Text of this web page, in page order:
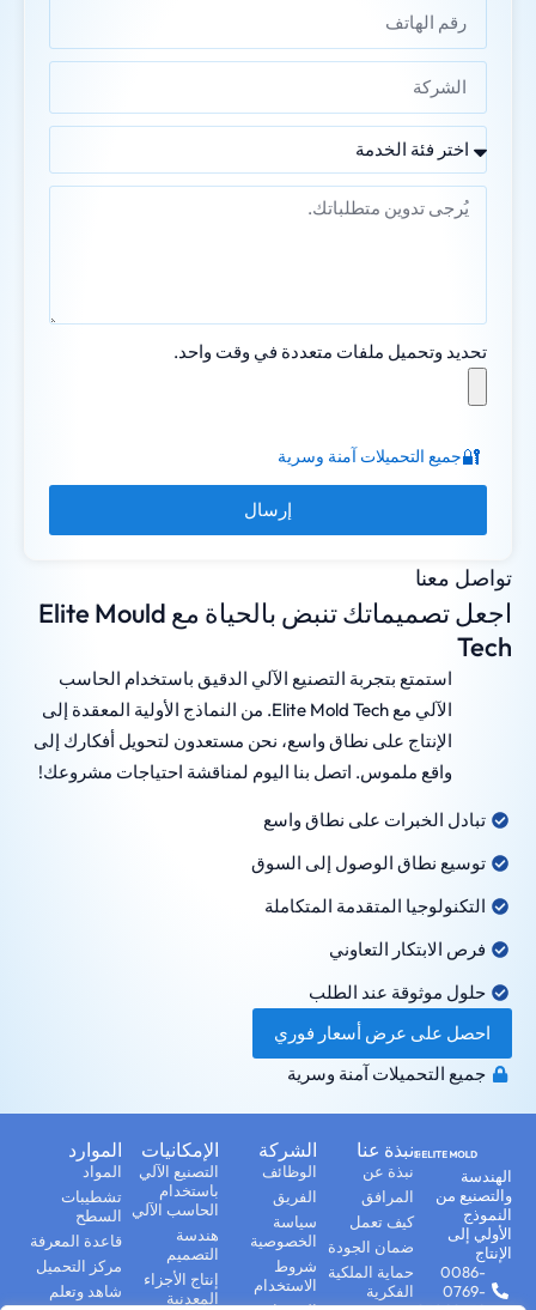
تواصل معنا
اجعل تصميماتك تنبض بالحياة مع Elite Mould
Tech
استمتع بتجربة التصنيع الآلي الدقيق باستخدام الحاسب
الآلي مع Elite Mold Tech. من النماذج الأولية المعقدة إلى
الإنتاج على نطاق واسع، نحن مستعدون لتحويل أفكارك إلى
واقع ملموس. اتصل بنا اليوم لمناقشة احتياجات مشروعك!
تبادل الخبرات على نطاق واسع
توسيع نطاق الوصول إلى السوق
التكنولوجيا المتقدمة المتكاملة
فرص الابتكار التعاوني
حلول موثوقة عند الطلب
احصل على عرض أسعار فوري
جميع التحميلات آمنة وسرية
تحديد وتحميل ملفات متعددة في وقت واحد.
🔐جميع التحميلات آمنة وسرية
إرسال
الهندسة
والتصنيع من
النموذج
الأولي إلى
الإنتاج
0086-
0769-
نبذة عنا
نبذة عن
المرافق
كيف تعمل
ضمان الجودة
حماية الملكية
الفكرية
الشركة
الوظائف
الفريق
سياسة
الخصوصية
شروط
الاستخدام
الإمكانيات
التصنيع الآلي
باستخدام
الحاسب الآلي
هندسة
التصميم
إنتاج الأجزاء
المعدنية
الموارد
المواد
تشطيبات
السطح
قاعدة المعرفة
مركز التحميل
شاهد وتعلم